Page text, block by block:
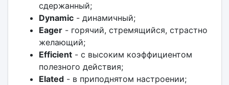
сдержанный;
Dynamic- динамичный;
Eager- горячий, стремящийся, страстно
желающий;
Efficient- с высоким коэффициентом
полезного действия;
Elated- в приподнятом настроении;